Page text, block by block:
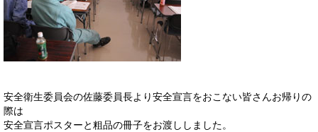
安全衛生委員会の佐藤委員長より安全宣言をおこない皆さんお帰りの
際は
安全宣言ポスターと粗品の冊子をお渡ししました。